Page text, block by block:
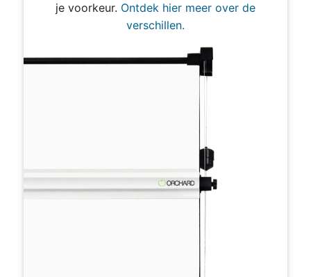
je voorkeur. Ontdek hier meer over de
verschillen.